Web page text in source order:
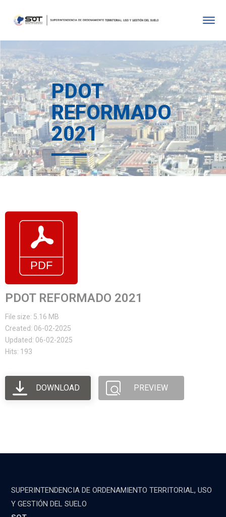
PDOT
REFORMADO
2021
PDOT REFORMADO 2021
File size: 5.16 MB
Created: 06-02-2025
Updated: 06-02-2025
Hits: 193
DOWNLOAD PREVIEW
SUPERINTENDENCIA DE ORDENAMIENTO TERRITORIAL, USO
Y GESTIÓN DEL SUELO